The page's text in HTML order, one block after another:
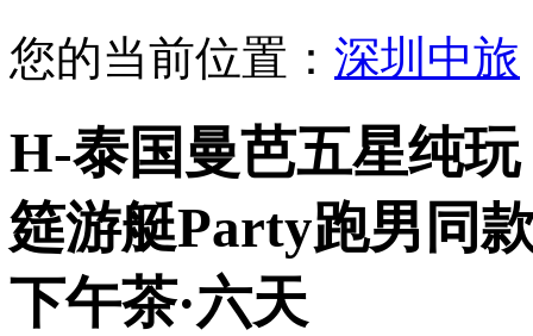
您的当前位置： 深圳中旅
H-泰国曼芭五星纯
筵游艇Party跑男同
下午茶·六天